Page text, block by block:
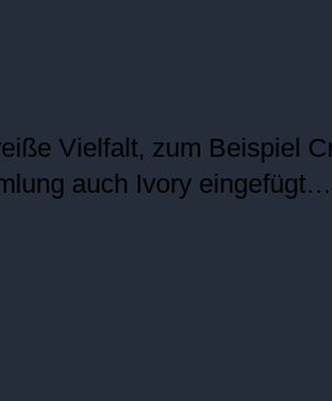
Vielfalt, zum Beispiel
auch Ivory eingefügt…